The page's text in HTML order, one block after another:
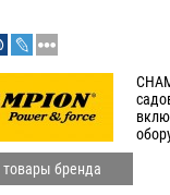
товары бренда